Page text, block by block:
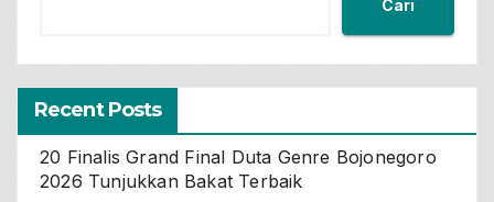
Cari
Recent Posts
20 Finalis Grand Final Duta Genre Bojonegoro
2026 Tunjukkan Bakat Terbaik